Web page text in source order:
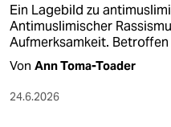
Ein Lagebild zu
Antimuslimischer
Aufmerksamkeit.
Von Ann Toma-Toader
24.6.2026